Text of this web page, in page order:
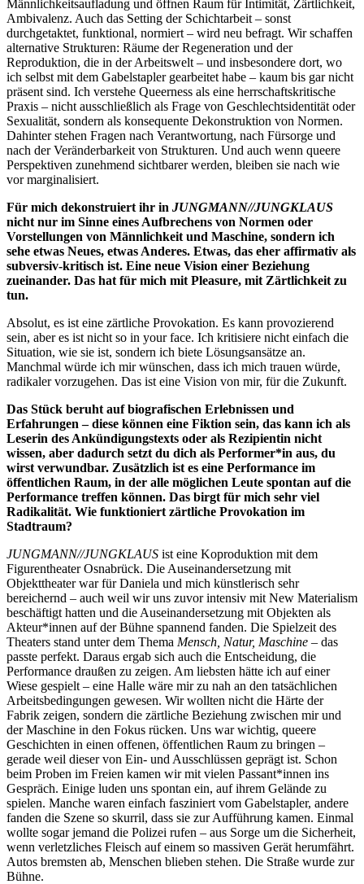
Männlichkeitsaufladung und öffnen Raum für Intimität, Zärtlichkeit,
Ambivalenz. Auch das Setting der Schichtarbeit – sonst
durchgetaktet, funktional, normiert – wird neu befragt. Wir schaffen
alternative Strukturen: Räume der Regeneration und der
Reproduktion, die in der Arbeitswelt – und insbesondere dort, wo
ich selbst mit dem Gabelstapler gearbeitet habe – kaum bis gar nicht
präsent sind. Ich verstehe Queerness als eine herrschaftskritische
Praxis – nicht ausschließlich als Frage von Geschlechtsidentität oder
Sexualität, sondern als konsequente Dekonstruktion von Normen.
Dahinter stehen Fragen nach Verantwortung, nach Fürsorge und
nach der Veränderbarkeit von Strukturen. Und auch wenn queere
Perspektiven zunehmend sichtbarer werden, bleiben sie nach wie
vor marginalisiert.
Für mich dekonstruiert ihr in JUNGMANN//JUNGKLAUS
nicht nur im Sinne eines Aufbrechens von Normen oder
Vorstellungen von Männlichkeit und Maschine, sondern ich
sehe etwas Neues, etwas Anderes. Etwas, das eher affirmativ als
subversiv-kritisch ist. Eine neue Vision einer Beziehung
zueinander. Das hat für mich mit Pleasure, mit Zärtlichkeit zu
tun.
Absolut, es ist eine zärtliche Provokation. Es kann provozierend
sein, aber es ist nicht so in your face. Ich kritisiere nicht einfach die
Situation, wie sie ist, sondern ich biete Lösungsansätze an.
Manchmal würde ich mir wünschen, dass ich mich trauen würde,
radikaler vorzugehen. Das ist eine Vision von mir, für die Zukunft.
Das Stück beruht auf biografischen Erlebnissen und
Erfahrungen – diese können eine Fiktion sein, das kann ich als
Leserin des Ankündigungstexts oder als Rezipientin nicht
wissen, aber dadurch setzt du dich als Performer*in aus, du
wirst verwundbar. Zusätzlich ist es eine Performance im
öffentlichen Raum, in der alle möglichen Leute spontan auf die
Performance treffen können. Das birgt für mich sehr viel
Radikalität. Wie funktioniert zärtliche Provokation im
Stadtraum?
JUNGMANN//JUNGKLAUS ist eine Koproduktion mit dem
Figurentheater Osnabrück. Die Auseinandersetzung mit
Objekttheater war für Daniela und mich künstlerisch sehr
bereichernd – auch weil wir uns zuvor intensiv mit New Materialism
beschäftigt hatten und die Auseinandersetzung mit Objekten als
Akteur*innen auf der Bühne spannend fanden. Die Spielzeit des
Theaters stand unter dem Thema Mensch, Natur, Maschine – das
passte perfekt. Daraus ergab sich auch die Entscheidung, die
Performance draußen zu zeigen. Am liebsten hätte ich auf einer
Wiese gespielt – eine Halle wäre mir zu nah an den tatsächlichen
Arbeitsbedingungen gewesen. Wir wollten nicht die Härte der
Fabrik zeigen, sondern die zärtliche Beziehung zwischen mir und
der Maschine in den Fokus rücken. Uns war wichtig, queere
Geschichten in einen offenen, öffentlichen Raum zu bringen –
gerade weil dieser von Ein- und Ausschlüssen geprägt ist. Schon
beim Proben im Freien kamen wir mit vielen Passant*innen ins
Gespräch. Einige luden uns spontan ein, auf ihrem Gelände zu
spielen. Manche waren einfach fasziniert vom Gabelstapler, andere
fanden die Szene so skurril, dass sie zur Aufführung kamen. Einmal
wollte sogar jemand die Polizei rufen – aus Sorge um die Sicherheit,
wenn verletzliches Fleisch auf einem so massiven Gerät herumfährt.
Autos bremsten ab, Menschen blieben stehen. Die Straße wurde zur
Bühne.